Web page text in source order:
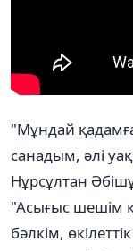
"Мұндай
санадым, әлі
Нұрсұлтан
"Асығыс шешім
бәлкім,